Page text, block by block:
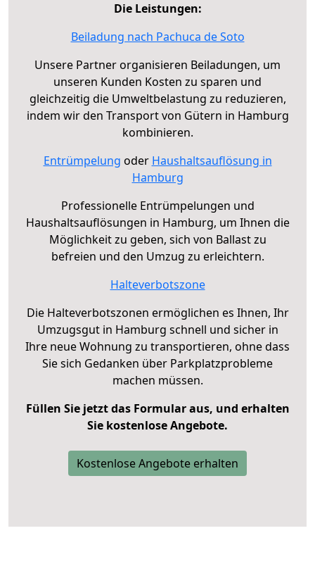
Die Leistungen:
Beiladung nach Pachuca de Soto
Unsere Partner organisieren Beiladungen, um
unseren Kunden Kosten zu sparen und
gleichzeitig die Umweltbelastung zu reduzieren,
indem wir den Transport von Gütern in Hamburg
kombinieren.
Entrümpelung oder Haushaltsauflösung in
Hamburg
Professionelle Entrümpelungen und
Haushaltsauflösungen in Hamburg, um Ihnen die
Möglichkeit zu geben, sich von Ballast zu
befreien und den Umzug zu erleichtern.
Halteverbotszone
Die Halteverbotszonen ermöglichen es Ihnen, Ihr
Umzugsgut in Hamburg schnell und sicher in
Ihre neue Wohnung zu transportieren, ohne dass
Sie sich Gedanken über Parkplatzprobleme
machen müssen.
Füllen Sie jetzt das Formular aus, und erhalten
Sie kostenlose Angebote.
Kostenlose Angebote erhalten